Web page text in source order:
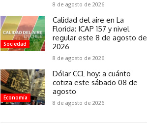
8 de agosto de 2026
Sociedad
Calidad del aire en La
Florida: ICAP 157 y nivel
regular este 8 de agosto de
2026
8 de agosto de 2026
Economía
Dólar CCL hoy: a cuánto
cotiza este sábado 08 de
agosto
8 de agosto de 2026